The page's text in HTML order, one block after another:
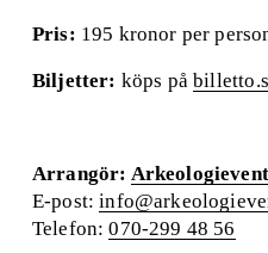
Pris: 195 kronor per
Biljetter: köps på
Arrangör: Arkeologievent
E-post:
Telefon: 070-299 48 56